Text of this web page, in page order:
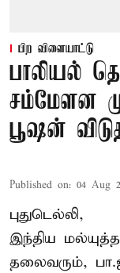
பிற விளையாட்டு
பாலியல்
சம்மேளன
பூஷன்
Published on: 04 Aug
புதுடெல்லி,
இந்திய
தலைவரும்,